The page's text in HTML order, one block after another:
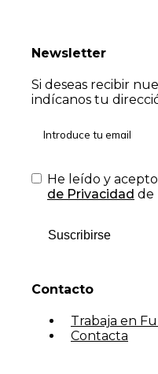
Newsletter
Si deseas recibir
indícanos tu
He leído y
de Privacidad de
Suscribirse
Contacto
Trabaja en
Contacta